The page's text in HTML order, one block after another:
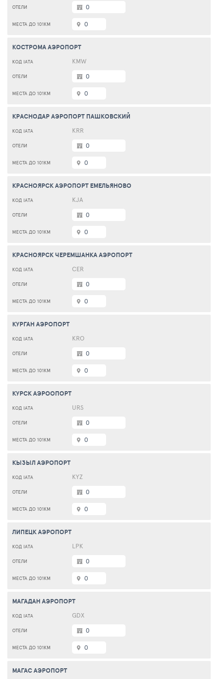
0
0
КОСТРОМА АЭРОПОРТ
KMW
0
0
КРАСНОДАР АЭРОПОРТ ПАШКОВСКИЙ
KRR
0
0
КРАСНОЯРСК АЭРОПОРТ ЕМЕЛЬЯНОВО
KJA
0
0
КРАСНОЯРСК ЧЕРЕМШАНКА АЭРОПОРТ
CER
0
0
КУРГАН АЭРОПОРТ
KRO
0
0
КУРСК АЭРООПОРТ
URS
0
0
КЫЗЫЛ АЭРОПОРТ
KYZ
0
0
ЛИПЕЦК АЭРОПОРТ
LPK
0
0
МАГАДАН АЭРОПОРТ
GDX
0
0
МАГАС АЭРОПОРТ